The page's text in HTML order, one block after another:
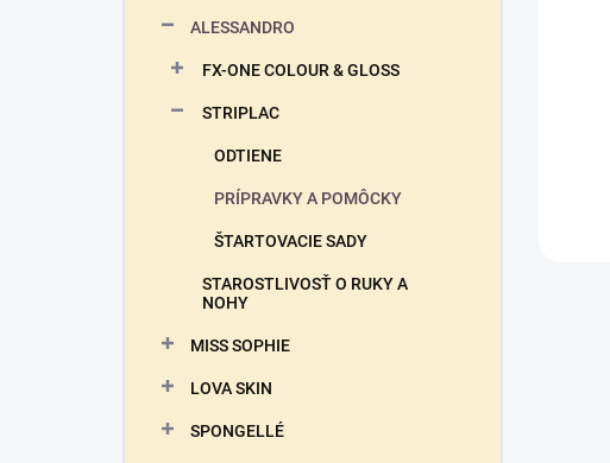
ALESSANDRO
FX-ONE COLOUR & GLOSS
STRIPLAC
ODTIENE
PRÍPRAVKY A POMÔCKY
ŠTARTOVACIE SADY
STAROSTLIVOSŤ O RUKY A
NOHY
MISS SOPHIE
LOVA SKIN
SPONGELLÉ